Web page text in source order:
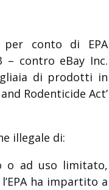
conto di EPA
– contro eBay Inc.
di prodotti in
Rodenticide Act’
illegale di:
o ad uso limitato,
ha impartito a